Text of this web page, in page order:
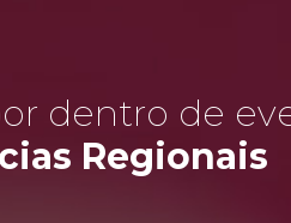
dentro de
Regionais